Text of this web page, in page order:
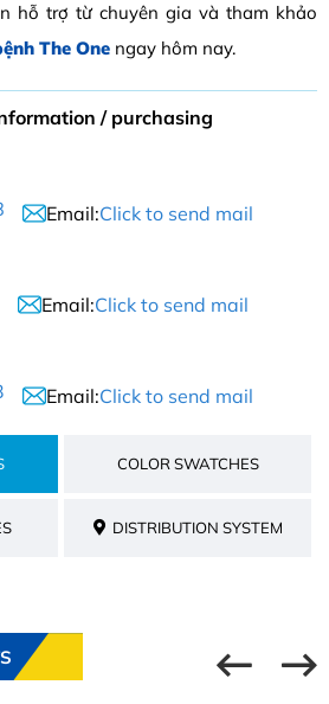
hỗ trợ từ chuyên gia và tham khảo
The One ngay hôm nay.
/ purchasing
Email:Click to send mail
Email:Click to send mail
Email:Click to send mail
COLOR SWATCHES
DISTRIBUTION SYSTEM